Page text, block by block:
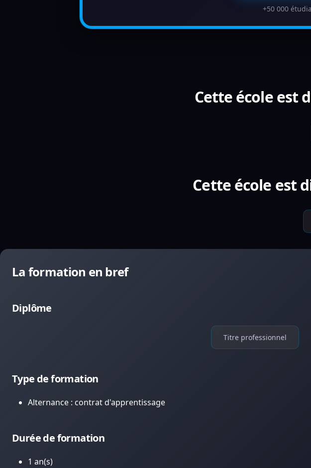
+50 000
Cette école est
Cette école est
La formation en bref
Diplôme
Titre professionnel
Type de formation
Alternance : contrat d'apprentissage
Durée de formation
1 an(s)